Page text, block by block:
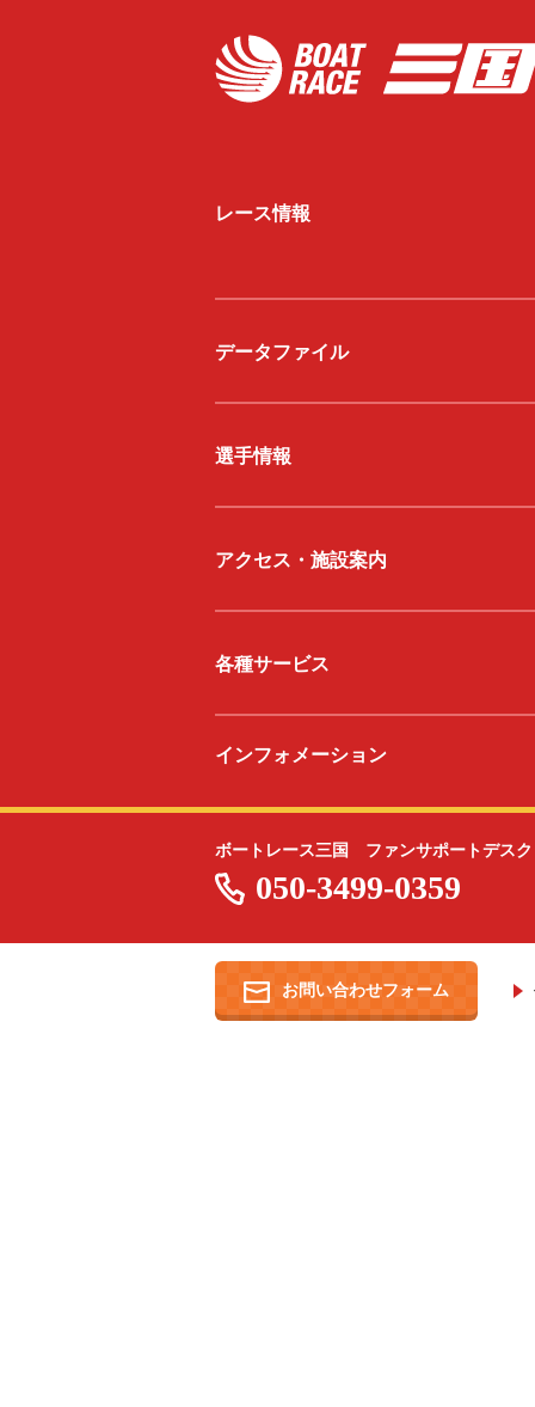
レース情報
データファイル
選手情報
アクセス・施設案内
各種サービス
インフォメーション
ボートレース三国 ファンサポートデスク
050-3499-0359
お問い合わせフォーム